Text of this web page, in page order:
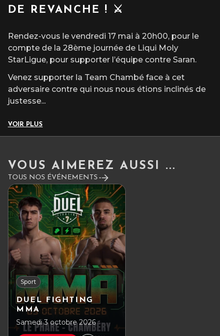
DE REVANCHE ! ⚔️
Rendez-vous le vendredi 17 mai à 20h00, pour le
compte de la 28ème journée de Liqui Moly
StarLigue, pour supporter l’équipe contre Saran.
Venez supporter la Team Chambé face à cet
adversaire contre qui nous nous étions inclinés de
justesse...
VOIR PLUS
VOUS AIMEREZ AUSSI ...
TOUS NOS ÉVÉNEMENTS
Sport
DUEL FIGHTING
MMA
Samedi 3 octobre 2026